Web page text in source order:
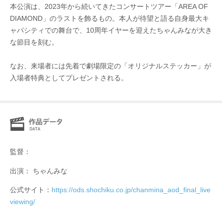
本公演は、2023年から続いてきたコンサートツアー「AREA OF
DIAMOND」のラストを飾るもの。本人が待望と語る自身最大キ
ャパシティでの舞台で、10周年イヤーを迎えたちゃんみなが大き
な節目を刻む。
なお、来場者には先着で劇場限定の「オリジナルステッカー」が
入場者特典としてプレゼントされる。
監督：
出演： ちゃんみな
公式サイト： https://ods.shochiku.co.jp/chanmina_aod_final_live
viewing/